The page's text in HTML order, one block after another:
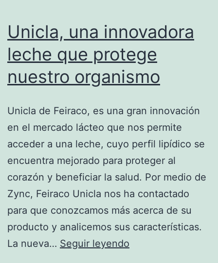
Unicla, una innovadora
leche que protege
nuestro organismo
Unicla de Feiraco, es una gran innovación
en el mercado lácteo que nos permite
acceder a una leche, cuyo perfil lipídico se
encuentra mejorado para proteger al
corazón y beneficiar la salud. Por medio de
Zync, Feiraco Unicla nos ha contactado
para que conozcamos más acerca de su
producto y analicemos sus características.
La nueva… Seguir leyendo